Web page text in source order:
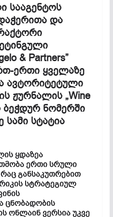
სააგენტოს
და
& Partners”
ერთი ყველაზე
ავტორიტეტული
ჟურნალის „Wine
ბეჭდურ ნომერში
სტატია
ყდაზეა
ერთი სრული
განსაკუთრებით
სტრატეგიულ
ცნობადობის
ონლაინ ვერსია უკვე